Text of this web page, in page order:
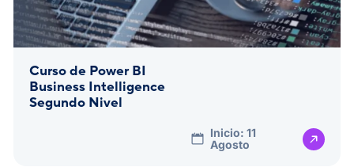
Curso de Power BI
Business Intelligence
Segundo Nivel
Inicio: 11
Agosto